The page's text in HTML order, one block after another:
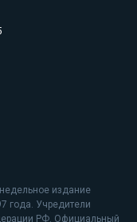
издание
года. Учредители
РФ. Официальный